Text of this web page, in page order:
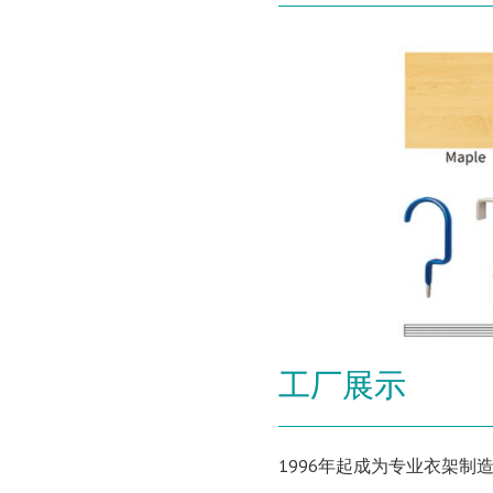
工厂展示
1996年起成为专业衣架制